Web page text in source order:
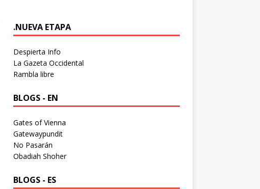
.NUEVA ETAPA
Despierta Info
La Gazeta Occidental
Rambla libre
BLOGS - EN
Gates of Vienna
Gatewaypundit
No Pasarán
Obadiah Shoher
BLOGS - ES